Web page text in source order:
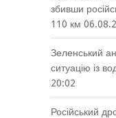
збивши
110 км
Зеленський
ситуацію із
20:02
Російський